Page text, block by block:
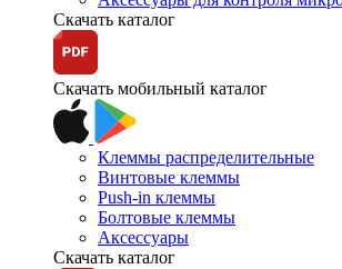
Скачать каталог
Скачать мобильный каталог
Клеммы распределительные
Винтовые клеммы
Push-in клеммы
Болтовые клеммы
Аксессуары
Скачать каталог